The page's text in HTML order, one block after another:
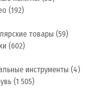
(192)
товары (59)
(602)
инструменты (4)
(1 505)